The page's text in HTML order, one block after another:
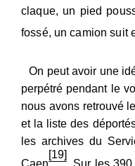
claque, un pied
fossé, un camion suit
On peut avoir une
perpétré pendant le
nous avons retrouvé
et la liste des
les archives du
Caen
[19]
. Sur les